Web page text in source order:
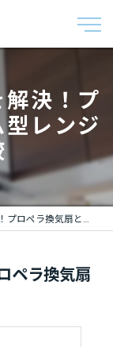
決！プ
レンジ
スリム型レンジフードを比較
ペラ換気扇